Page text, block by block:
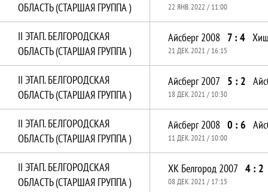
ОБЛАСТЬ (СТАРШАЯ ГРУППА )
22 ЯНВ. 2022 / 11:00
II ЭТАП. БЕЛГОРОДСКАЯ
ОБЛАСТЬ (СТАРШАЯ ГРУППА )
Айсберг 2008 7 : 4
21 ДЕК. 2021 / 16:15
II ЭТАП. БЕЛГОРОДСКАЯ
ОБЛАСТЬ (СТАРШАЯ ГРУППА )
Айсберг 2007 5 : 2
18 ДЕК. 2021 / 10:30
II ЭТАП. БЕЛГОРОДСКАЯ
ОБЛАСТЬ (СТАРШАЯ ГРУППА )
Айсберг 2008 0 : 6
11 ДЕК. 2021 / 10:00
II ЭТАП. БЕЛГОРОДСКАЯ
ОБЛАСТЬ (СТАРШАЯ ГРУППА )
ХК Белгород 2007 4 : 2
08 ДЕК. 2021 / 17:15